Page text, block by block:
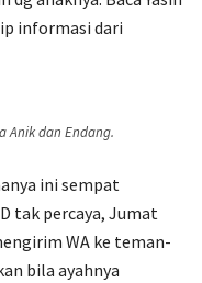
informasi dari
Anik dan Endang.
ini sempat
tak percaya, Jumat
WA ke teman-
bila ayahnya